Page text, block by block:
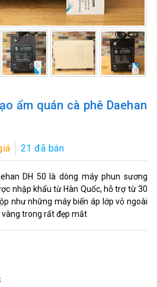
ẩm quán cà phê Daehan
21 đã bán
DH 50 là dòng máy phun sương
nhập khẩu từ Hàn Quốc, hỗ trợ từ 30
như những máy biến áp lớp vỏ ngoài
trong rất đẹp mắt